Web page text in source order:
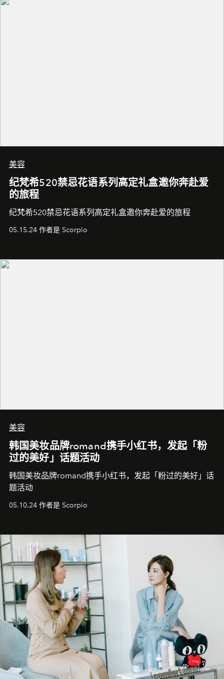
美容
纪梵希520禁忌花语系列高定礼盒邀你奔赴爱
的旅程
纪梵希520禁忌花语系列高定礼盒邀你奔赴爱的旅程
05.15.24 作者是 Scorpio
美容
韩国美妆品牌romand携手小红书，发起「粉
过的美好」话题活动
韩国美妆品牌romand携手小红书，发起「粉过的美好」话
题活动
05.10.24 作者是 Scorpio